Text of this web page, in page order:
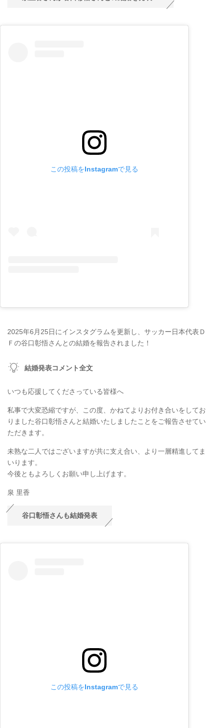
この投稿をInstagramで見る
2025年6月25日にインスタグラムを更新し、サッカー日本代表Ｄ
Ｆの谷口彰悟さんとの結婚を報告されました！
結婚発表コメント全文
いつも応援してくださっている皆様へ
私事で大変恐縮ですが、この度、かねてよりお付き合いをしてお
りました谷口彰悟さんと結婚いたしましたことをご報告させてい
ただきます。
未熟な二人ではございますが共に支え合い、より一層精進してま
いります。
今後ともよろしくお願い申し上げます。
泉 里香
谷口彰悟さんも結婚発表
この投稿をInstagramで見る